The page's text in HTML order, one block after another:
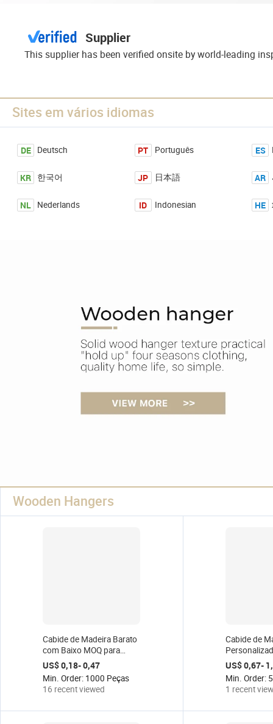
Supplier
This supplier has been verified onsite by world-leading
Sites em vários idiomas
DE Deutsch PT Português ES
KR 한국어 JP 日本語 AR
NL Nederlands ID Indonesian HE
Wooden Hangers
Cabide de Madeira Barato
com Baixo MOQ para
Fabricantes, Cabides de
Madeira para Roupas e
Ternos
US$ 0,18- 0,47
Min. Order: 1000 Peças
16 recent viewed
Cabide de
Camada
Clipes,
Dourada,
US$ 0,67-
Min. Order:
1 recent